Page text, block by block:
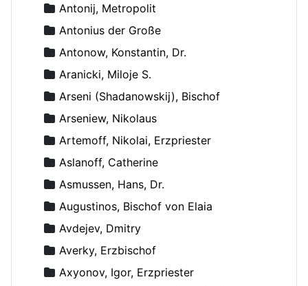
Antonij, Metropolit
Antonius der Große
Antonow, Konstantin, Dr.
Aranicki, Miloje S.
Arseni (Shadanowskij), Bischof
Arseniew, Nikolaus
Artemoff, Nikolai, Erzpriester
Aslanoff, Catherine
Asmussen, Hans, Dr.
Augustinos, Bischof von Elaia
Avdejev, Dmitry
Averky, Erzbischof
Axyonov, Igor, Erzpriester